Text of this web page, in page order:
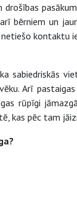
bērniem un
kontaktu
sabiedriskās
Arī
rūpīgi
kas pēc tam